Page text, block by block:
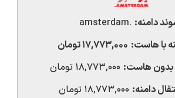
.amsterdam
۱۷,۷۷۳,۰۰۰ تومان
۱۸,۷۷۳,۰۰۰ تومان
۱۸,۷۷۳,۰۰۰ تومان